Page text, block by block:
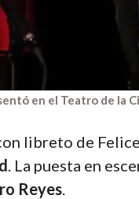
en el Teatro de la
libreto de
. La puesta en
Reyes.